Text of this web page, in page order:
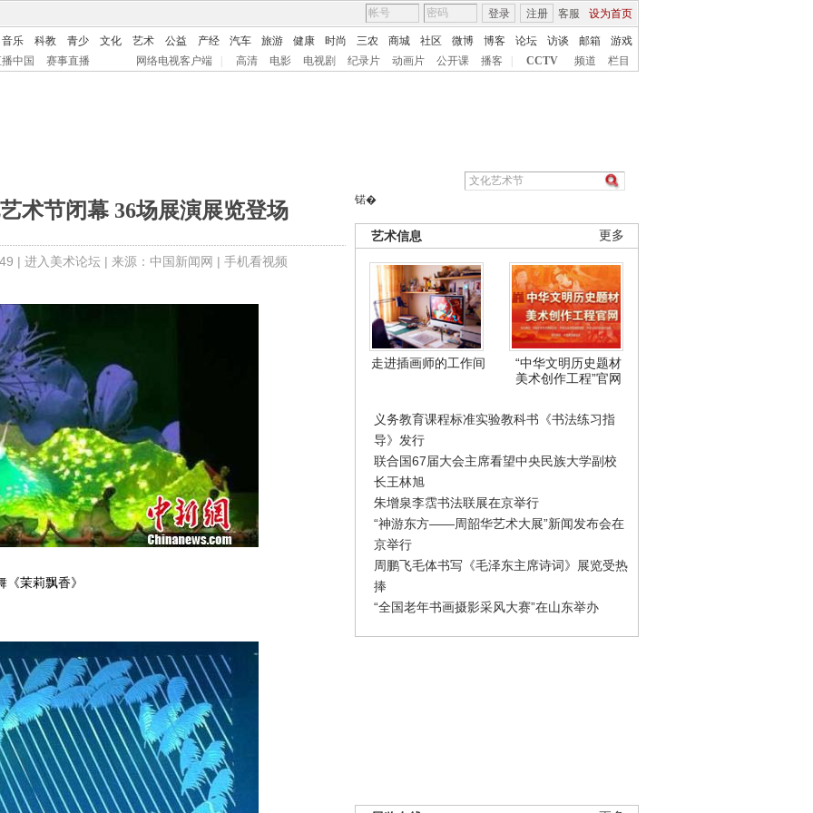
客服 设为首页
登录 注册
音乐 科教 青少 文化 艺术 公益 产经 汽车 旅游 健康 时尚 三农 商城 社区 微博 博客 论坛 访谈 邮箱
游戏
中国
赛事直播 网络电视客户端 高清 电影 电视剧 纪录片 动画片 公开课 播客 CCTV 频道 栏目
术节闭幕 36场展演展览登场
| 进入美术论坛| 来源：中国新闻网 | 手机看视频
锘�
更多
艺术信息
走进插画师的工作间
“中华文明历史题材
美术创作工程”官网
义务教育课程标准实验教科书《书法练习指
导》发行
联合国67届大会主席看望中央民族大学副校
长王林旭
朱增泉李霑书法联展在京举行
“神游东方——周韶华艺术大展”新闻发布会在
京举行
周鹏飞毛体书写《毛泽东主席诗词》展览受热
捧
“全国老年书画摄影采风大赛”在山东举办
《茉莉飘香》